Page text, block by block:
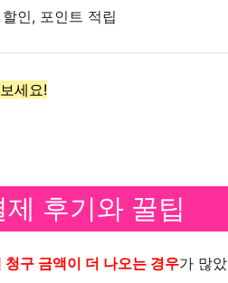
인, 포인트 적립
세요!
후기와 꿀팁
청구 금액이 더 나오는 경우가 많았